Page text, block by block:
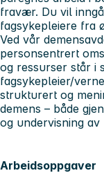
fravær. Du vil
fagsykepleiere fra
Ved vår
personsentrert
og ressurser står i
fagsykepleier/
strukturert og
demens – både
og undervisning av
Arbeidsoppgaver